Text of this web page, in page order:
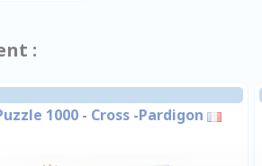
:
1000 - Cross -Pardigon